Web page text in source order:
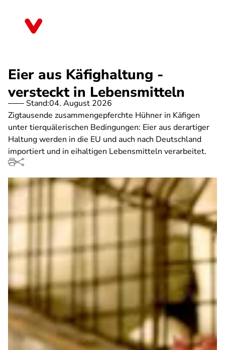
Eier aus Käfighaltung -
versteckt in Lebensmitteln
Stand:04. August 2026
Zigtausende zusammengepferchte Hühner in Käfigen
unter tierquälerischen Bedingungen: Eier aus derartiger
Haltung werden in die EU und auch nach Deutschland
importiert und in eihaltigen Lebensmitteln verarbeitet.